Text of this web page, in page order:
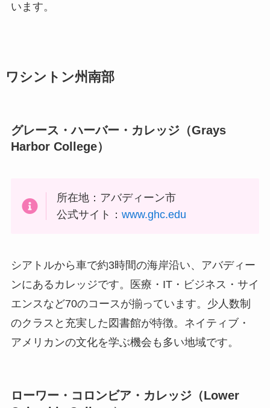
います。
ワシントン州南部
グレース・ハーバー・カレッジ（Grays
Harbor College）
所在地：アバディーン市
公式サイト：www.ghc.edu
シアトルから車で約3時間の海岸沿い、アバディー
ンにあるカレッジです。医療・IT・ビジネス・サイ
エンスなど70のコースが揃っています。少人数制
のクラスと充実した図書館が特徴。ネイティブ・
アメリカンの文化を学ぶ機会も多い地域です。
ローワー・コロンビア・カレッジ（Lower